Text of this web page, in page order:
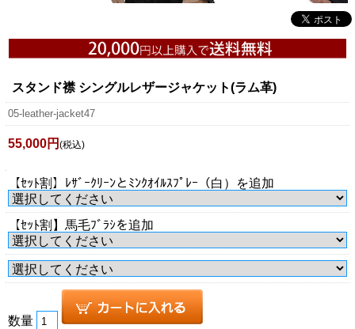
スタンド襟 シングルレザージャケット(ラム革)
05-leather-jacket47
55,000円 (税込)
【ｾｯﾄ割】ﾚｻﾞｰｸﾘｰﾝとﾐﾝｸｵｲﾙｽﾌﾟﾚｰ（白）を追加
【ｾｯﾄ割】馬毛ﾌﾞﾗｼを追加
数量